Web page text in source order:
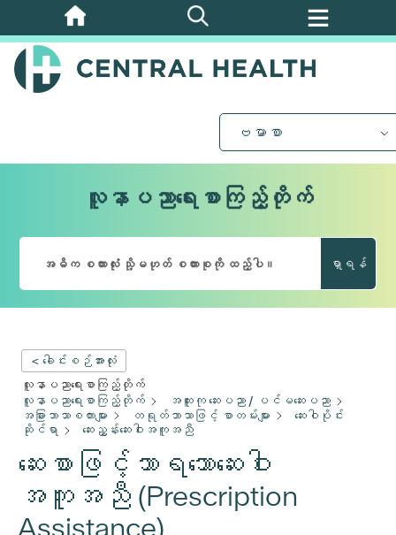
အဓိက
အကြောင်းအရာ
သို့
ဗမာစာ
လူနာပညာရေးစာကြည့်တိုက်
ရှာရန်
< ခေါင်းစဉ်အားလုံး
လူနာပညာရေးစာကြည့်တိုက်
လူနာပညာရေးစာကြည့်တိုက်
အထူးကု ဆေးပညာ / ပင်မဆေးပညာ
အခြားဘာသာစကားများ
တရုတ်ဘာသာဖြင့် စာတမ်းများ
​ဆေး​ဝါ​ပိုင်း​
ဆိုင်​ရာ
ဆေးညွှန်းဆေးဝါးအကူအညီ
ဆေးစာဖြင့်သာရသောဆေးဝါး
အကူအညီ (Prescription